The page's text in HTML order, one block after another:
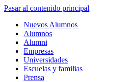
Pasar al contenido principal
Nuevos Alumnos
Alumnos
Alumni
Empresas
Universidades
Escuelas y familias
Prensa